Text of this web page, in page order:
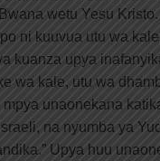
wetu Yesu
ni kuuvua utu wa
kuanza upya
wa kale, utu wa
unaonekana
na nyumba ya
Upya huu